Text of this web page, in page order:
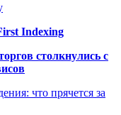
Indexing
столкнулись с
что прячется за